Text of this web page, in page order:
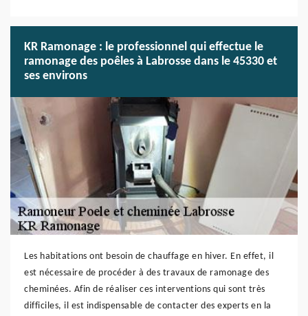
KR Ramonage : le professionnel qui effectue le
ramonage des poêles à Labrosse dans le 45330 et
ses environs
Les habitations ont besoin de chauffage en hiver. En effet, il
est nécessaire de procéder à des travaux de ramonage des
cheminées. Afin de réaliser ces interventions qui sont très
difficiles, il est indispensable de contacter des experts en la